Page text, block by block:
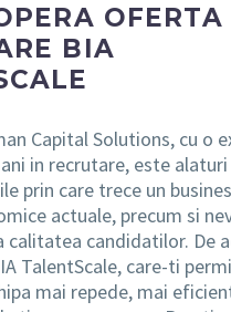
OFERTA
BIA
Capital Solutions, cu o
in recrutare, este
prin care trece un
actuale, precum si
calitatea candidatilor. De
TalentScale, care-ti
mai repede, mai